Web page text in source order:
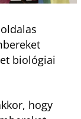
biológiai
hogy